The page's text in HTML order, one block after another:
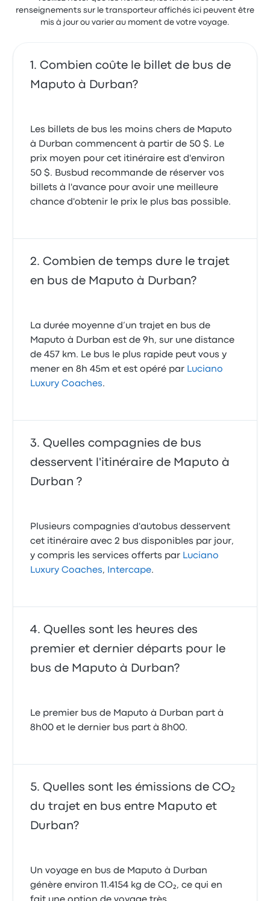
renseignements sur le transporteur affichés ici peuvent être
mis à jour ou varier au moment de votre voyage.
Combien coûte le billet de bus de
Maputo à Durban?
Les billets de bus les moins chers de Maputo
à Durban commencent à partir de 50 $. Le
prix moyen pour cet itinéraire est d'environ
50 $. Busbud recommande de réserver vos
billets à l'avance pour avoir une meilleure
chance d'obtenir le prix le plus bas possible.
Combien de temps dure le trajet
en bus de Maputo à Durban?
La durée moyenne d’un trajet en bus de
Maputo à Durban est de 9h, sur une distance
de 457 km. Le bus le plus rapide peut vous y
mener en 8h 45m et est opéré par Luciano
Luxury Coaches.
Quelles compagnies de bus
desservent l'itinéraire de Maputo à
Durban ?
Plusieurs compagnies d'autobus desservent
cet itinéraire avec 2 bus disponibles par jour,
y compris les services offerts par Luciano
Luxury Coaches, Intercape.
Quelles sont les heures des
premier et dernier départs pour le
bus de Maputo à Durban?
Le premier bus de Maputo à Durban part à
8h00 et le dernier bus part à 8h00.
Quelles sont les émissions de CO₂
du trajet en bus entre Maputo et
Durban?
Un voyage en bus de Maputo à Durban
génère environ 11.4154 kg de CO₂, ce qui en